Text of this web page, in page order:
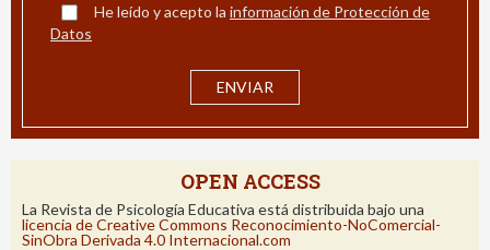
He leído y acepto la información de Protección de
Datos
OPEN ACCESS
La Revista de Psicología Educativa está distribuida bajo una
licencia de Creative Commons Reconocimiento-NoComercial-
SinObra Derivada 4.0 Internacional.com